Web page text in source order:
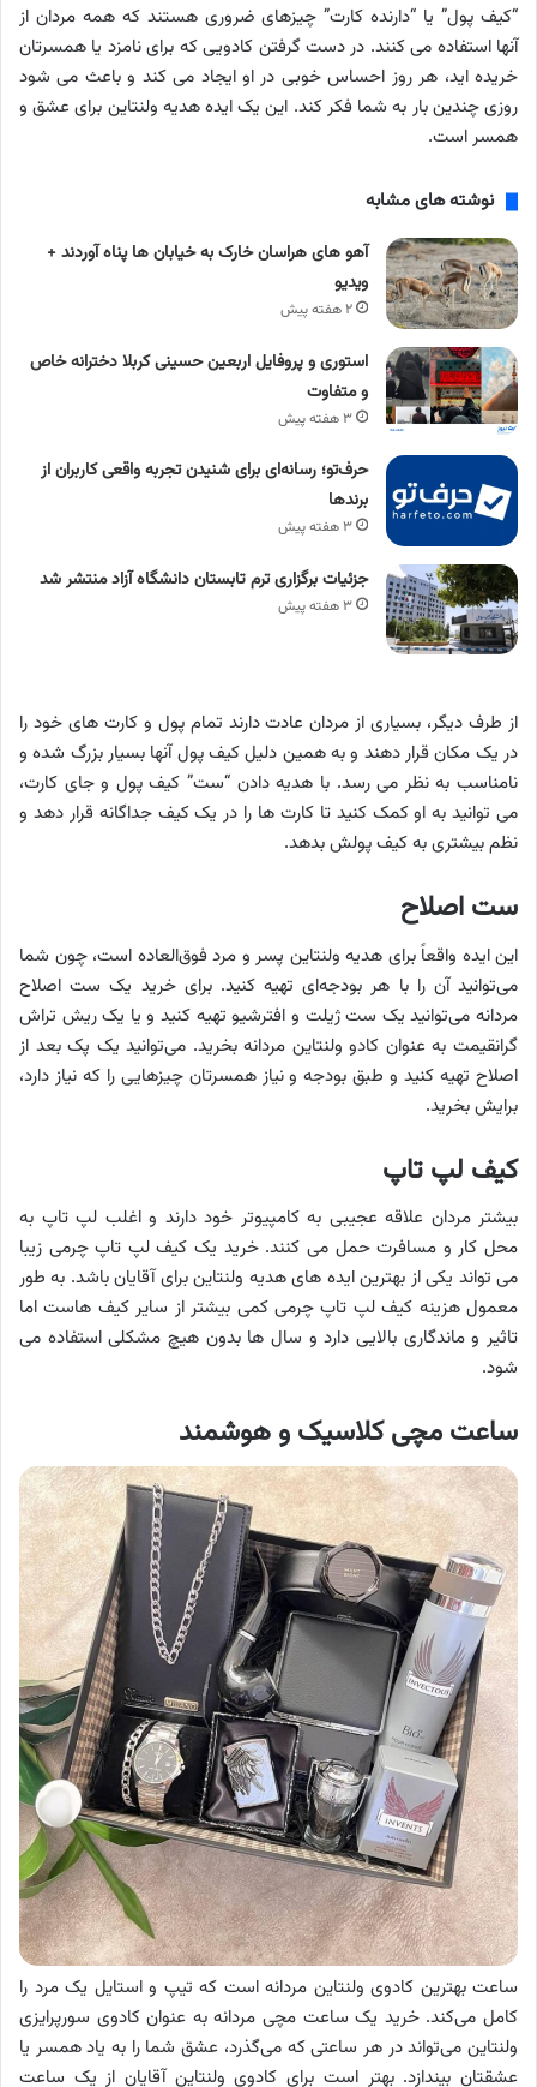
“کیف پول” یا “دارنده کارت” چیزهای ضروری هستند که همه مردان از
آنها استفاده می کنند. در دست گرفتن کادویی که برای نامزد یا همسرتان
خریده اید، هر روز احساس خوبی در او ایجاد می کند و باعث می شود
روزی چندین بار به شما فکر کند. این یک ایده هدیه ولنتاین برای عشق و
همسر است.
نوشته های مشابه
آهو های هراسان خارک به خیابان ها پناه آوردند +
ویدیو
۲ هفته پیش
استوری و پروفایل اربعین حسینی کربلا دخترانه خاص
و متفاوت
۳ هفته پیش
حرف‌تو؛ رسانه‌ای برای شنیدن تجربه واقعی کاربران از
برندها
۳ هفته پیش
جزئیات برگزاری ترم تابستان دانشگاه آزاد منتشر شد
۳ هفته پیش
از طرف دیگر، بسیاری از مردان عادت دارند تمام پول و کارت های خود را
در یک مکان قرار دهند و به همین دلیل کیف پول آنها بسیار بزرگ شده و
نامناسب به نظر می رسد. با هدیه دادن “ست” کیف پول و جای کارت،
می توانید به او کمک کنید تا کارت ها را در یک کیف جداگانه قرار دهد و
نظم بیشتری به کیف پولش بدهد.
ست اصلاح
این ایده واقعاً برای هدیه ولنتاین پسر و مرد فوق‌العاده است، چون شما
می‌توانید آن را با هر بودجه‌ای تهیه کنید. برای خرید یک ست اصلاح
مردانه می‌توانید یک ست ژیلت و افتر‌شیو تهیه کنید و یا یک ریش تراش
گرانقیمت به عنوان کادو ولنتاین مردانه بخرید. می‌توانید یک پک بعد از
اصلاح تهیه کنید و طبق بودجه و نیاز همسرتان چیزهایی را که نیاز دارد،
برایش بخرید.
کیف لپ تاپ
بیشتر مردان علاقه عجیبی به کامپیوتر خود دارند و اغلب لپ تاپ به
محل کار و مسافرت حمل می کنند. خرید یک کیف لپ تاپ چرمی زیبا
می تواند یکی از بهترین ایده های هدیه ولنتاین برای آقایان باشد. به طور
معمول هزینه کیف لپ تاپ چرمی کمی بیشتر از سایر کیف هاست اما
تاثیر و ماندگاری بالایی دارد و سال ها بدون هیچ مشکلی استفاده می
شود.
ساعت مچی کلاسیک و هوشمند
ساعت بهترین کادوی ولنتاین مردانه است که تیپ و استایل یک مرد را
کامل می‌کند. خرید یک ساعت مچی مردانه به عنوان کادوی سورپرایزی
ولنتاین می‌تواند در هر ساعتی که می‌گذرد، عشق شما را به یاد همسر یا
عشقتان بیندازد. بهتر است برای کادوی ولنتاین آقایان از یک ساعت